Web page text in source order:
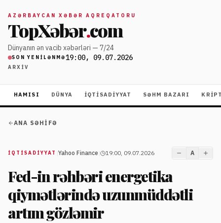
AZƏRBAYCAN XƏBƏR AQREQATORU
TopXəbər.com
Dünyanın ən vacib xəbərləri — 7/24
SON YENILƏNMƏ19:00, 09.07.2026
ARXIV
HAMISI DÜNYA İQTISADIYYAT SƏHM BAZARI
ANA SƏHIFƏ
İQTISADIYYAT Yahoo Finance 19:00, 09.07.2026 A
Fed-in rəhbəri energetika
qiymətlərində uzunmüddətli
artım gözləmir